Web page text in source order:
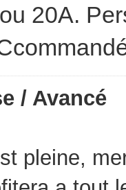
20A.
/ Avancé
pleine,